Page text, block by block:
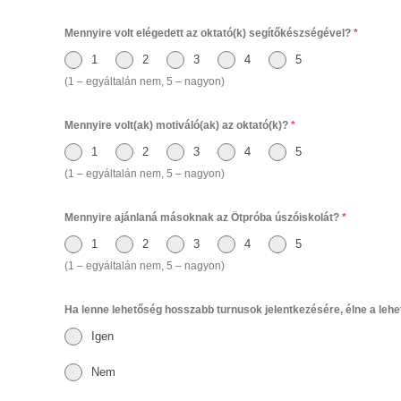
Mennyire volt elégedett az oktató(k) segítőkészségével? *
1 2 3 4 5
(1 – egyáltalán nem, 5 – nagyon)
Mennyire volt(ak) motiváló(ak) az oktató(k)? *
1 2 3 4 5
(1 – egyáltalán nem, 5 – nagyon)
Mennyire ajánlaná másoknak az Ötpróba úszóiskolát? *
1 2 3 4 5
(1 – egyáltalán nem, 5 – nagyon)
Ha lenne lehetőség hosszabb turnusok jelentkezésére, élne a
Igen
Nem